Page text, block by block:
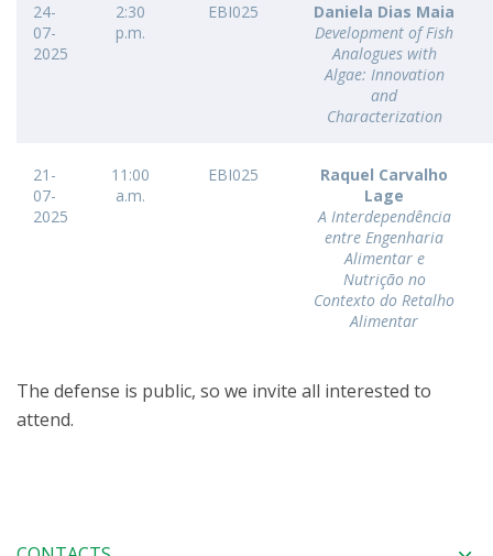
24-
07-
2025
2:30
p.m.
EBI025
Daniela Dias Maia
Development of Fish
Analogues with
Algae: Innovation
and
Characterization
21-
07-
2025
11:00
a.m.
EBI025
Raquel Carvalho
Lage
A Interdependência
entre Engenharia
Alimentar e
Nutrição no
Contexto do Retalho
Alimentar
The defense is public, so we invite all interested to
attend.